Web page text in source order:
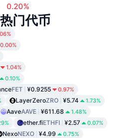
0.20%
门代币
0.00%
1.04%
0.10%
FET ¥0.9255 0.97%
LayerZeroZRO ¥5.74 1.73%
AaveAAVE ¥611.68 1.48%
ether.fiETHFI ¥2.57 0.07%
NexoNEXO ¥4.99 0.75%